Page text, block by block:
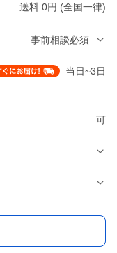
送料:0円 (全国一律)
事前相談必須
当日~3日
可